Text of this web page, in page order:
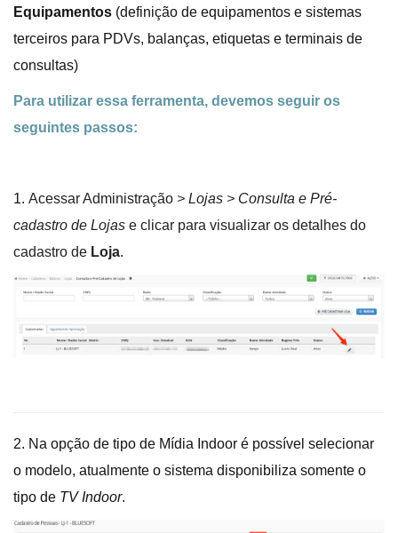
Equipamentos (definição de equipamentos e sistemas
terceiros para PDVs, balanças, etiquetas e terminais de
consultas)
Para utilizar essa ferramenta, devemos seguir os
seguintes passos:
1. Acessar Administração > Lojas > Consulta e Pré-
cadastro de Lojas e clicar para visualizar os detalhes do
cadastro de Loja.
2. Na opção de tipo de Mídia Indoor é possível selecionar
o modelo, atualmente o sistema disponibiliza somente o
tipo de TV Indoor.